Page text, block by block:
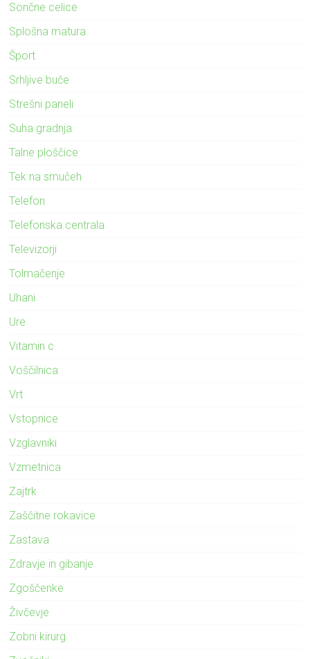
Sončne celice
Splošna matura
Šport
Srhljive buče
Strešni paneli
Suha gradnja
Talne ploščice
Tek na smučeh
Telefon
Telefonska centrala
Televizorji
Tolmačenje
Uhani
Ure
Vitamin c
Voščilnica
Vrt
Vstopnice
Vzglavniki
Vzmetnica
Zajtrk
Zaščitne rokavice
Zastava
Zdravje in gibanje
Zgoščenke
Živčevje
Zobni kirurg